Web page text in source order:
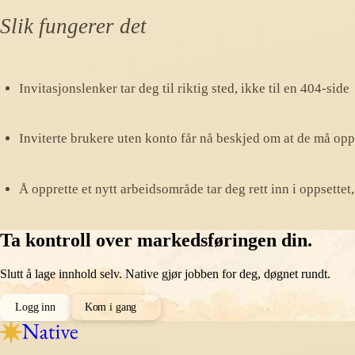
Slik fungerer det
Invitasjonslenker tar deg til riktig sted, ikke til en 404-side
Inviterte brukere uten konto får nå beskjed om at de må
Å opprette et nytt arbeidsområde tar deg rett inn i
Ta kontroll over markedsføringen din.
Slutt å lage innhold selv. Native gjør jobben for deg, døgnet rundt.
Logg inn Kom i gang